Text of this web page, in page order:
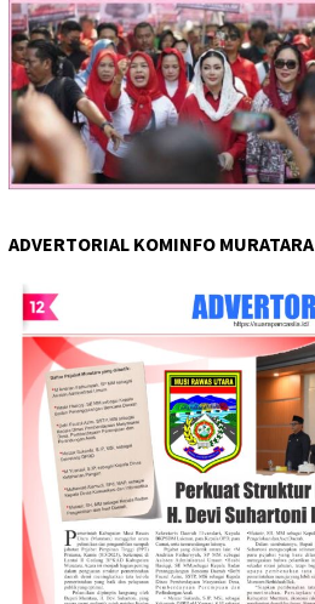
ADVERTORIAL KOMINFO MURATARA